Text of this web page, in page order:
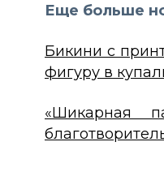
Еще больше
Бикини с
фигуру в
«Шикарная